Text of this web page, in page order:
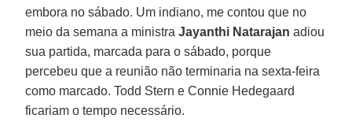
embora no sábado. Um indiano, me contou que no
meio da semana a ministraJayanthi Natarajanadiou
sua partida, marcada para o sábado, porque
percebeu que a reunião não terminaria na sexta-feira
como marcado. Todd Stern e Connie Hedegaard
ficariam o tempo necessário.